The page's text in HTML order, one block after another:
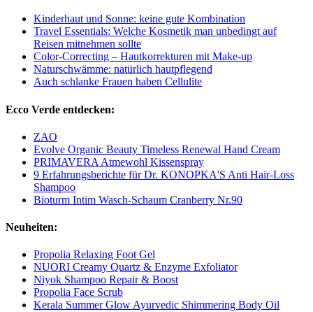
Kinderhaut und Sonne: keine gute Kombination
Travel Essentials: Welche Kosmetik man unbedingt auf
Reisen mitnehmen sollte
Color-Correcting – Hautkorrekturen mit Make-up
Naturschwämme: natürlich hautpflegend
Auch schlanke Frauen haben Cellulite
Ecco Verde entdecken:
ZAO
Evolve Organic Beauty Timeless Renewal Hand Cream
PRIMAVERA Atmewohl Kissenspray
9 Erfahrungsberichte für Dr. KONOPKA'S Anti Hair-Loss
Shampoo
Bioturm Intim Wasch-Schaum Cranberry Nr.90
Neuheiten:
Propolia Relaxing Foot Gel
NUORI Creamy Quartz & Enzyme Exfoliator
Niyok Shampoo Repair & Boost
Propolia Face Scrub
Kerala Summer Glow Ayurvedic Shimmering Body Oil